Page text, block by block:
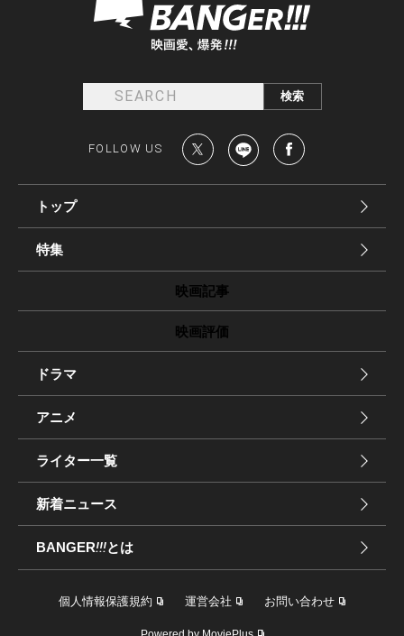
FOLLOW US
トップ
特集
映画記事
映画評価
ドラマ
アニメ
ライター一覧
新着ニュース
BANGER!!!とは
個人情報保護規約 運営会社 お問い合わせ